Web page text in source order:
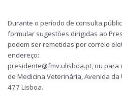
Durante o período de consulta
formular sugestões dirigidas ao
podem ser remetidas por correio
endereço:
presidente@fmv.ulisboa.pt, ou para
de Medicina Veterinária, Avenida
477 Lisboa.